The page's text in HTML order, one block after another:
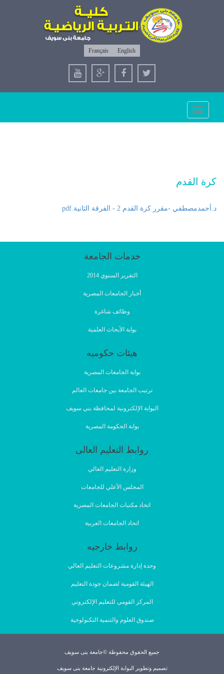
English
Français
Toggle
navigation
كرة القدم
د.أحمدمصطفي -مقرر كرة القدم 2 - الفرقة الثانية.pdf
خدمات الجامعة
التقرير السنوي 2014
أخبار الجامعات المصرية
وظائف شاغرة
بوابة الأبحاث العلمية
هيئات حكوميه
بوابة الجامعات المصرية
ترتيب الجامعة بين جامعات العالم
البوابة الإلكترونية لمحافظة بني سويف
بوابة الحكومة المصرية
روابط التعليم العالى
وزارة التعليم العالي
المجلس الأعلي للجامعات
اتحاد مكتبات الجامعات المصرية
اتحاد الجامعات العربية
روابط خارجيه
وحدة إدارة مشروعات التعليم العالي
الهيئة القومية لضمان جودة التعليم
المركز القومي للتعليم الإلكتروني
صندوق العلوم والتنمية التكنولوجية
جميع الحقوق محفوظة ©جامعة بنى سويف
تصميم وتطوير البوابة الإلكترونية جامعة بنى سويف